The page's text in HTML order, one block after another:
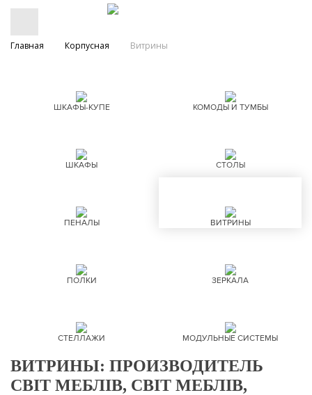
Главная Корпусная Витрины
ШКАФЫ-КУПЕ КОМОДЫ И ТУМБЫ
ШКАФЫ СТОЛЫ
ПЕНАЛЫ ВИТРИНЫ
ПОЛКИ ЗЕРКАЛА
СТЕЛЛАЖИ МОДУЛЬНЫЕ СИСТЕМЫ
ВИТРИНЫ: ПРОИЗВОДИТЕЛЬ
СВІТ МЕБЛІВ, СВІТ МЕБЛІВ,